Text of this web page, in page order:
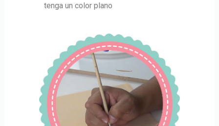
tenga un color plano